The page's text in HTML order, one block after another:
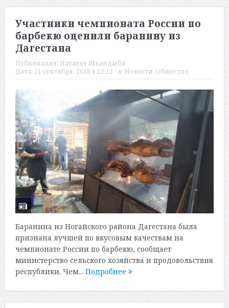
Участники чемпионата России по
барбекю оценили баранину из
Дагестана
Публикация: Наталья Шкандыба
Дата: 21 сентября, 2018 в 12:12 в: Новости, Общество
Баранина из Ногайского района Дагестана была
признана лучшей по вкусовым качествам на
чемпионате России по барбекю, сообщает
министерство сельского хозяйства и продовольствия
республики. Чем... Подробнее